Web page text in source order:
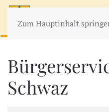
Zum Hauptinhalt
Schwaz